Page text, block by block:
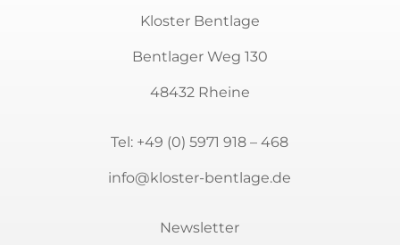
Kloster Bentlage
Bentlager Weg 130
48432 Rheine
Tel: +49 (0) 5971 918 – 468
info@kloster-bentlage.de
Newsletter
Newsletter